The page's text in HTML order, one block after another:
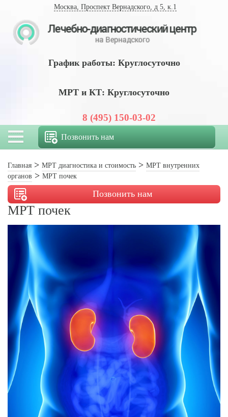
Москва, Проспект Вернадского, д 5, к.1
График работы: Круглосуточно
МРТ и КТ: Круглосуточно
8 (495) 150-03-02
Позвонить нам
Главная МРТ диагностика и стоимость
МРТ внутренних
органов
МРТ почек
Позвонить нам
МРТ почек